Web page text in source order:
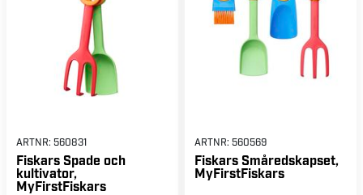
ARTNR: 560831
Fiskars Spade och
kultivator,
MyFirstFiskars
ARTNR: 560569
Fiskars Småredskapset,
MyFirstFiskars